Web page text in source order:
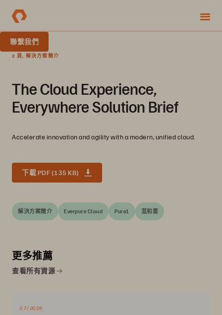
聯繫我們
2 頁, 解決方案簡介
The Cloud Experience,
Everywhere Solution Brief
Accelerate innovation and agility with a modern, unified cloud.
下載 PDF (135 KB)
解決方案簡介 Everpure Cloud Pure1 混和雲
更多推薦
查看所有資源
07/2026